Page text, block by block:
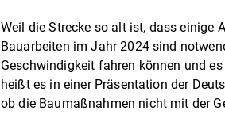
Weil die Strecke so alt ist, dass einige
Bauarbeiten im Jahr 2024 sind
Geschwindigkeit fahren können und
heißt es in einer Präsentation der
ob die Baumaßnahmen nicht mit der